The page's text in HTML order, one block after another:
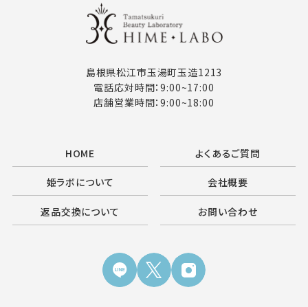
島根県松江市玉湯町玉造1213
電話応対時間：9:00~17:00
店舗営業時間：9:00~18:00
HOME よくあるご質問
姫ラボについて 会社概要
返品交換について お問い合わせ